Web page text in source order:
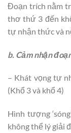
Đoạn trích nằm
thơ thứ 3 đến
tự nhận thức và
b. Cảm nhận
– Khát vọng tự
(Khổ 3 và khổ 4)
Hình tượng
không thể lý giải